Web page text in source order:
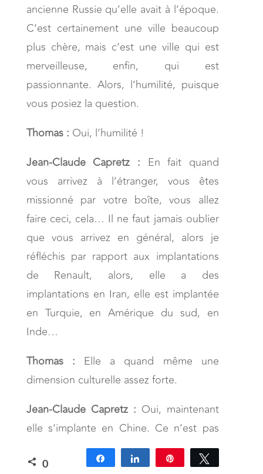
ancienne Russie qu’elle avait à l’époque.
C’est certainement une ville beaucoup
plus chère, mais c’est une ville qui est
merveilleuse, enfin, qui est
passionnante. Alors, l’humilité, puisque
vous posiez la question.
Thomas : Oui, l’humilité !
Jean-Claude Capretz : En fait quand
vous arrivez à l’étranger, vous êtes
missionné par votre boîte, vous allez
faire ceci, cela… Il ne faut jamais oublier
que vous arrivez en général, alors je
réfléchis par rapport aux implantations
de Renault, alors, elle a des
implantations en Iran, elle est implantée
en Turquie, en Amérique du sud, en
Inde…
Thomas : Elle a quand même une
dimension culturelle assez forte.
Jean-Claude Capretz : Oui, maintenant
elle s’implante en Chine. Ce n’est pas
l’Europe. Ce n’est pas un territoire où
tous les 800 km vous changez de
0
Partagez Partagez Épingle